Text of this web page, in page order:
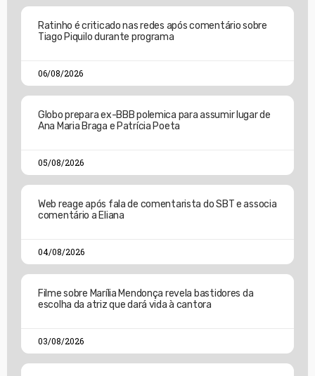
Ratinho é criticado nas redes após comentário sobre
Tiago Piquilo durante programa
06/08/2026
Globo prepara ex-BBB polemica para assumir lugar de
Ana Maria Braga e Patrícia Poeta
05/08/2026
Web reage após fala de comentarista do SBT e associa
comentário a Eliana
04/08/2026
Filme sobre Marília Mendonça revela bastidores da
escolha da atriz que dará vida à cantora
03/08/2026